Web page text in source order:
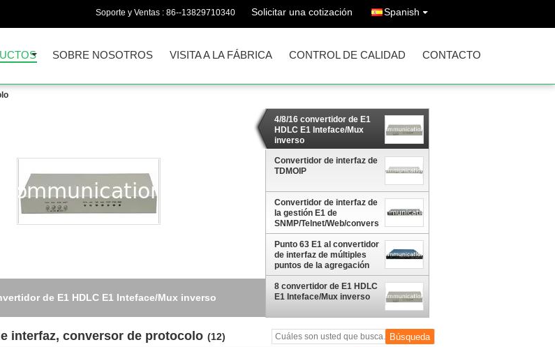
Soporte y Ventas : 86--13829710340 Solicitar una cotización Spanish
SOBRE NOSOTROS VISITA A LA FÁBRICA CONTROL DE CALIDAD CONTACTO
de E1 HDLC E1 Inteface/Mux inverso
4/8/16 convertidor de E1
HDLC E1 Inteface/Mux
inverso
Convertidor de interfaz de
TDMOIP
Convertidor de interfaz de
la gestión E1 de
SNMP/Telnet/Web/conversor
de protocolo/Mux inverso
Punto 63 E1 al convertidor
de interfaz de múltiples
puntos de la agregación
8 convertidor de E1 HDLC
E1 Inteface/Mux inverso
interfaz, conversor de protocolo (12)